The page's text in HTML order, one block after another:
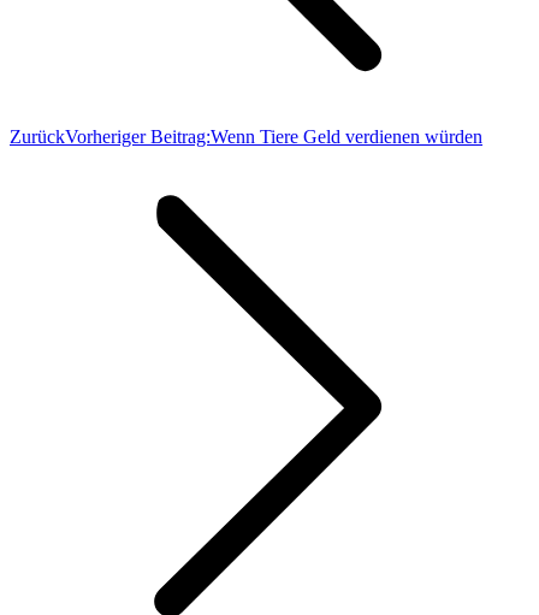
ZurückVorheriger Beitrag:Wenn Tiere Geld verdienen würden